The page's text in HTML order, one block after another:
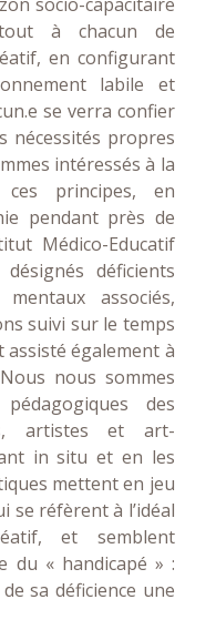
à chacun de
en configurant
labile et
se verra confier
nécessités propres
intéressés à la
principes, en
pendant près de
Médico-Educatif
déficients
associés,
suivi sur le temps
également à
nous sommes
des
artistes et art-
in situ et en les
mettent en jeu
se réfèrent à l’idéal
et semblent
du « handicapé » :
sa déficience une